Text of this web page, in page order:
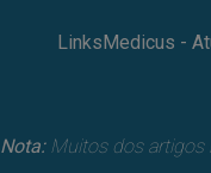
LinksMedicus -
Nota:Muitos dos artigos